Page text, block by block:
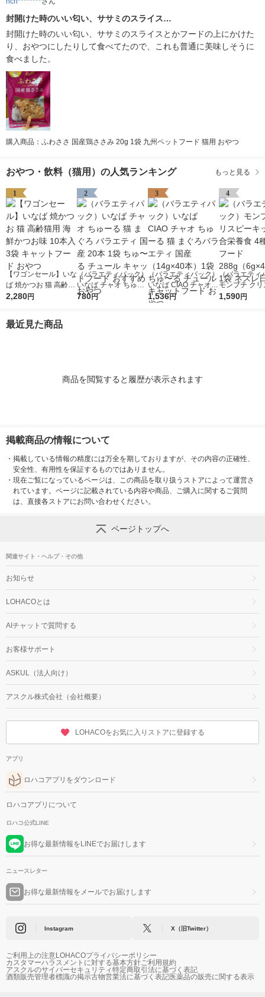
封開けた時のいい匂い、ササミのスライス…
封開けた時のいい匂い、ササミのスライスとかフードの上にかけた
り、おやつにしたりして食べてたので、これも普通に美味しそうに
食べました。
購入商品：ふわささ 国産鶏ささみ 20g 1袋 九州ペットフード 猫用 おやつ
おやつ・飲料（猫用）の人気ランキング もっと見る
1
【ワゴンセール】いな
ば 焼かつお 猫 高齢猫
用 海鮮かつお味 10本
2,280円
2
（バラエティパック）
いなば チャオ ちゅー
る 猫 まぐろ バラエテ
780円
3
（バラエティパック）
いなば CIAO チャオ
ちゅーる 猫 まぐろバ
1,536円
4
（バラエティ
モンプチ ク
キッス 総合
1,590円
最近見た商品
商品を閲覧すると履歴が表示されます
掲載商品の情報について
・ 掲載している情報の精度には万全を期しておりますが、その内容の正確性、
安全性、有用性を保証するものではありません。
・ 現在ご覧になっているページは、この商品を取り扱うストアによって運営さ
れています。ページに記載されている内容や商品、ご購入に関するご質問
は、直接各ストアにお問い合わせください。
ページトップへ
関連サイト・ヘルプ・その他
お知らせ
LOHACOとは
AIチャットで質問する
お客様サポート
ASKUL（法人向け）
アスクル株式会社（会社概要）
LOHACOをお気に入りストアに登録する
アプリ
ロハコアプリをダウンロード
ロハコアプリについて
ロハコ公式LINE
お得な最新情報をLINEでお届けします
ニュースレター
お得な最新情報をメールでお届けします
Instagram X（旧Twitter）
ご利用上の注意LOHACOプライバシーポリシー
カスタマーハラスメントに対する基本方針ご利用規約
アスクルのサイバーセキュリティ特定商取引法に基づく表記
酒類販売管理者標識の掲示古物営業法に基づく表記医薬品の販売に関する表示